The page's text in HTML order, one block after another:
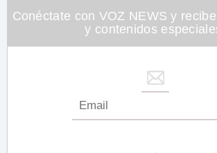
Conéctate con VOZ NEWS y
y contenidos